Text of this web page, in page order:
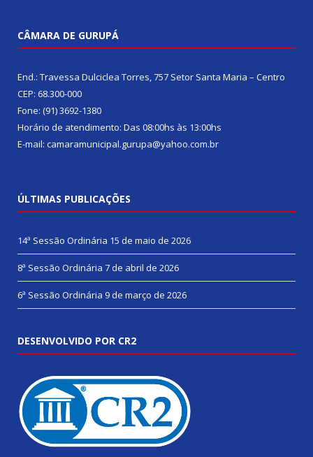
CÂMARA DE GURUPÁ
End.: Travessa Dulciclea Torres, 757 Setor Santa Maria – Centro
CEP: 68.300-000
Fone: (91) 3692-1380
Horário de atendimento: Das 08:00hs às 13:00hs
E-mail: camaramunicipal.gurupa@yahoo.com.br
ÚLTIMAS PUBLICAÇÕES
14ª Sessão Ordinária 15 de maio de 2026
8ª Sessão Ordinária 7 de abril de 2026
6ª Sessão Ordinária 9 de março de 2026
DESENVOLVIDO POR CR2